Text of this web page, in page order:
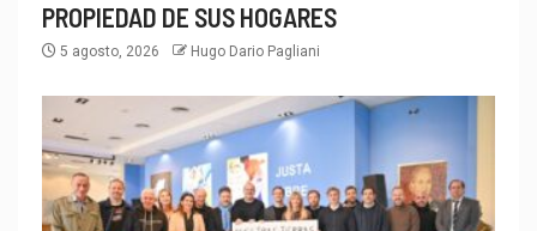
PROPIEDAD DE SUS HOGARES
5 agosto, 2026 Hugo Dario Pagliani